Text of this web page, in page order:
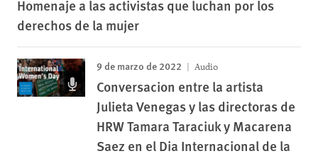
Homenaje a las activistas que luchan por los
derechos de la mujer
9 de marzo de 2022 Audio
Conversacion entre la artista
Julieta Venegas y las directoras de
HRW Tamara Taraciuk y Macarena
Saez en el Dia Internacional de la